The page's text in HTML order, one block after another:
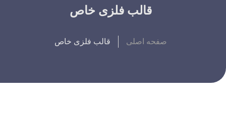
قالب فلزی خاص
صفحه اصلی قالب فلزی خاص